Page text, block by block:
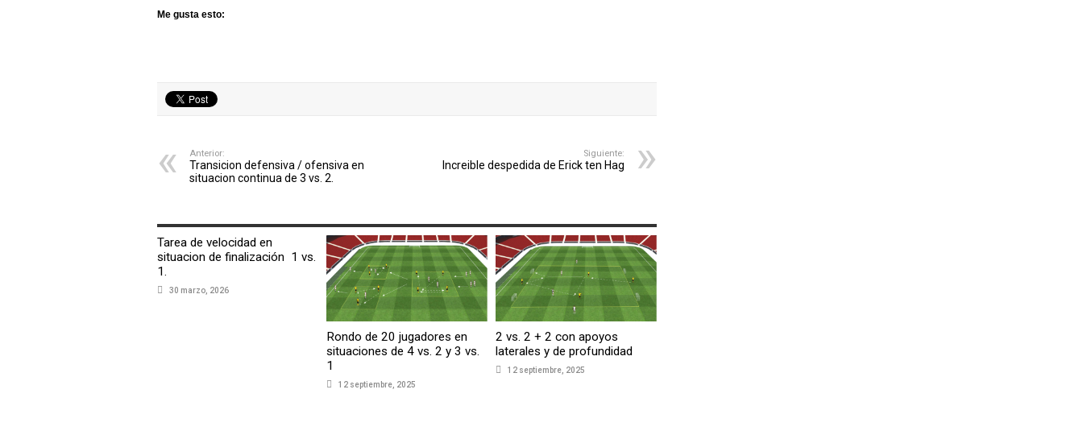
Me gusta esto:
Anterior:
Transicion defensiva / ofensiva en
situacion continua de 3 vs. 2.
Siguiente:
Increible despedida de Erick ten Hag
Tarea de velocidad en
situacion de finalización 1 vs.
1.
30 marzo, 2026
Rondo de 20 jugadores en
situaciones de 4 vs. 2 y 3 vs.
1
12 septiembre, 2025
2 vs. 2 + 2 con apoyos
laterales y de profundidad
12 septiembre, 2025